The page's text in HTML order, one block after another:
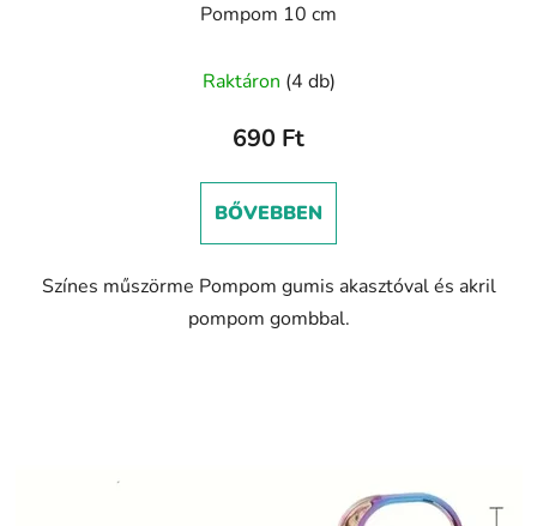
Pompom 10 cm
Raktáron (4 db)
690 Ft
BŐVEBBEN
Színes műszörme Pompom gumis akasztóval és akril
pompom gombbal.